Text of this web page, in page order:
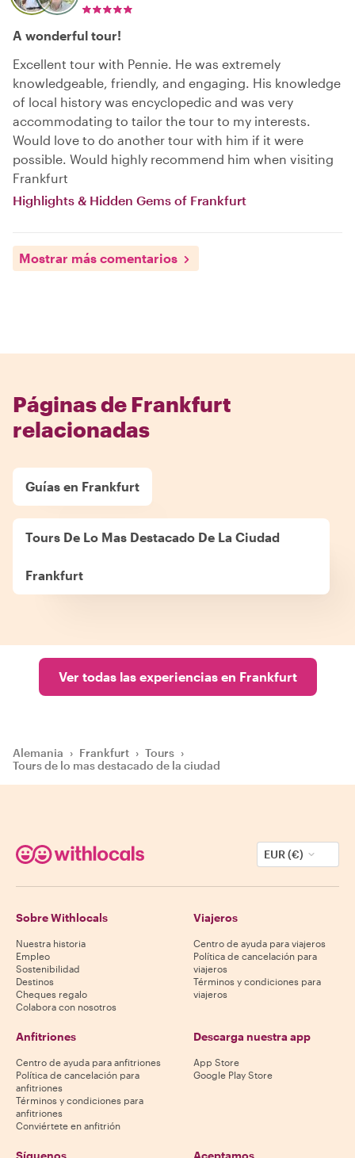
A wonderful tour!
Excellent tour with Pennie. He was extremely
knowledgeable, friendly, and engaging. His knowledge
of local history was encyclopedic and was very
accommodating to tailor the tour to my interests.
Would love to do another tour with him if it were
possible. Would highly recommend him when visiting
Frankfurt
Highlights & Hidden Gems of Frankfurt
Mostrar más comentarios
Páginas de Frankfurt
relacionadas
Guías en Frankfurt
Tours De Lo Mas Destacado De La Ciudad
Frankfurt
Ver todas las experiencias en Frankfurt
Alemania › Frankfurt › Tours ›
Tours de lo mas destacado de la ciudad
EUR (€)
Sobre Withlocals
Nuestra historia
Empleo
Sostenibilidad
Destinos
Cheques regalo
Colabora con nosotros
Viajeros
Centro de ayuda para viajeros
Política de cancelación para
viajeros
Términos y condiciones para
viajeros
Anfitriones
Centro de ayuda para anfitriones
Política de cancelación para
anfitriones
Términos y condiciones para
anfitriones
Conviértete en anfitrión
Descarga nuestra app
App Store
Google Play Store
Síguenos Aceptamos